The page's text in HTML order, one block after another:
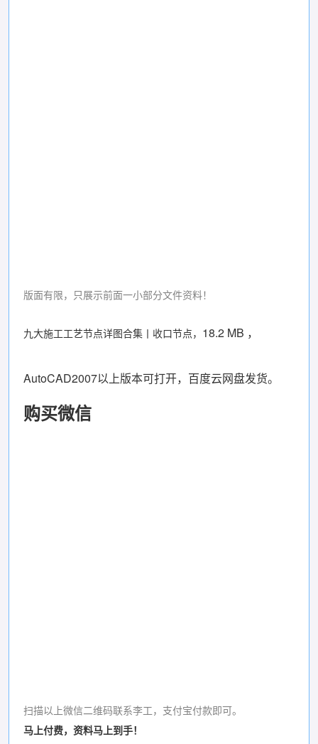
版面有限，只展示前面一小部分文件资料！
九大施工工艺节点详图合集丨收口节点， 18.2 MB ，
AutoCAD2007以上版本可打开，百度云网盘发货。
购买微信
扫描以上微信二维码联系李工，支付宝付款即可。
马上付费，资料马上到手！